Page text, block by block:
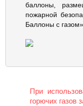
баллоны,
пожарной
Баллоны с газом».
При
горючих газов